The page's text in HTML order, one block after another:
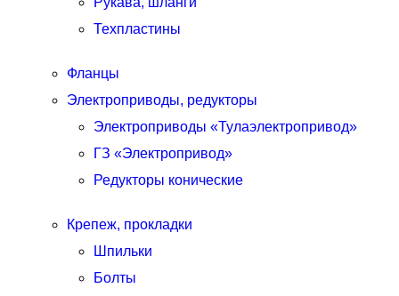
Техпластины
Фланцы
Электроприводы, редукторы
Электроприводы «Тулаэлектропривод»
ГЗ «Электропривод»
Редукторы конические
Крепеж, прокладки
Шпильки
Болты